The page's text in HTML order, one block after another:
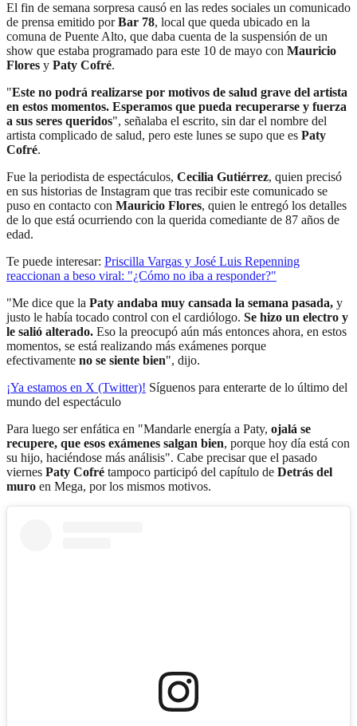
El fin de semana sorpresa causó en las redes sociales un comunicado
de prensa emitido porBar 78, local que queda ubicado en la
comuna de Puente Alto, que daba cuenta de la suspensión de un
show que estaba programado para este 10 de mayo con Mauricio
Flores y Paty Cofré.
"Este no podrá realizarse por motivos de salud grave del artista
en estos momentos. Esperamos que pueda recuperarse y fuerza
a sus seres queridos", señalaba el escrito, sin dar el nombre del
artista complicado de salud, pero este lunes se supo que es Paty
Cofré.
Fue la periodista de espectáculos, Cecilia Gutiérrez, quien precisó
en sus historias de Instagram que tras recibir este comunicado se
puso en contacto con Mauricio Flores, quien le entregó los detalles
de lo que está ocurriendo con la querida comediante de 87 años de
edad.
Te puede interesar: Priscilla Vargas y José Luis Repenning
reaccionan a beso viral: "¿Cómo no iba a responder?"
"Me dice que la Paty andaba muy cansada la semana pasada, y
justo le había tocado control con el cardiólogo. Se hizo un electro y
le salió alterado. Eso la preocupó aún más entonces ahora, en estos
momentos, se está realizando más exámenes porque
efectivamente no se siente bien", dijo.
¡Ya estamos en X (Twitter)! Síguenos para enterarte de lo último del
mundo del espectáculo
Para luego ser enfática en "Mandarle energía a Paty, ojalá se
recupere, que esos exámenes salgan bien, porque hoy día está con
su hijo, haciéndose más análisis". Cabe precisar que el pasado
viernes Paty Cofré tampoco participó del capítulo de Detrás del
muro en Mega, por los mismos motivos.